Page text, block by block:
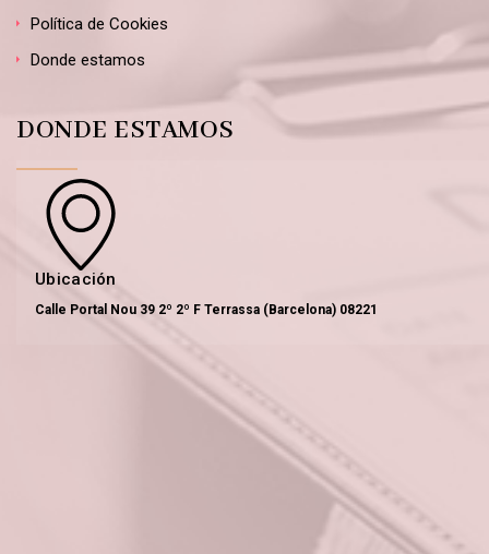
Política de Cookies
Donde estamos
DONDE ESTAMOS
Ubicación
Calle Portal Nou 39 2º 2º F Terrassa (Barcelona) 08221